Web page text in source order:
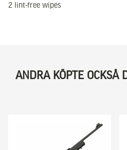
2 lint-free wipes
ANDRA KÖPTE OCKSÅ